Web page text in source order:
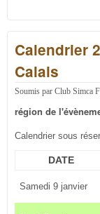
Calendrier
Calais
Soumis par Club Simca
région de
Calendrier sous
DATE
Samedi 9 janvier